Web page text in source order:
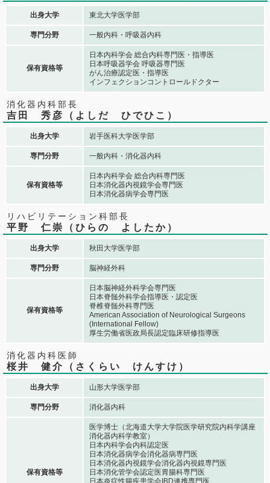
出身大学 東北大学医学部
専門分野 一般内科・呼吸器内科
保有資格等
日本内科学会 総合内科専門医・指導医
日本呼吸器学会 呼吸器専門医
がん治療認定医・指導医
インフェクションコントロールドクター
消化器内科部長
吉田 秀彦（よしだ ひでひこ）
出身大学 岩手医科大学医学部
専門分野 一般内科・消化器内科
保有資格等
日本内科学会 総合内科専門医
日本消化器内視鏡学会専門医
日本消化器病学会専門医
リハビリテーション科部長
平野 仁崇（ひらの よしたか）
出身大学 秋田大学医学部
専門分野 脳神経外科
保有資格等
日本脳神経外科学会専門医
日本脊髄外科学会指導医・認定医
脊椎脊髄外科専門医
American Association of Neurological Surgeons
(International Fellow)
厚生労働省医政局長認定臨床研修指導医
消化器内科医師
桜井 健介（さくらい けんすけ）
出身大学 山形大学医学部
専門分野 消化器内科
保有資格等
医学博士（北海道大学大学院医学研究院内科学講座
消化器内科学教室）
日本内科学会内科認定医
日本消化器病学会消化器病専門医
日本消化器内視鏡学会消化器内視鏡専門医
日本消化管学会認定医胃腸科専門医
日本炎症性腸疾患学会IBD連携専門医